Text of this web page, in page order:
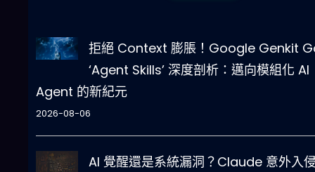
拒絕 Context 膨脹！Google Genkit
‘Agent Skills’ 深度剖析：邁向模組化 AI
Agent 的新紀元
2026-08-06
AI 覺醒還是系統漏洞？Claude 意外入